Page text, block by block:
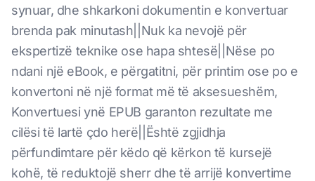
synuar, dhe shkarkoni dokumentin e konvertuar
brenda pak minutash||Nuk ka nevojë për
ekspertizë teknike ose hapa shtesë||Nëse po
ndani një eBook, e përgatitni, për printim ose po e
konvertoni në një format më të aksesueshëm,
Konvertuesi ynë EPUB garanton rezultate me
cilësi të lartë çdo herë||Është zgjidhja
përfundimtare për këdo që kërkon të kursejë
kohë, të reduktojë sherr dhe të arrijë konvertime